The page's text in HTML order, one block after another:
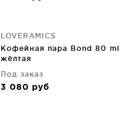
LOVERAMICS
Кофейная пара Bond 80 ml
жёлтая
Под заказ
3 080 руб